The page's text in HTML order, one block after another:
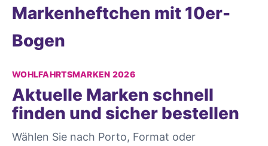
Markenheftchen mit 10er-
Bogen
WOHLFAHRTSMARKEN 2026
Aktuelle Marken schnell
finden und sicher bestellen
Wählen Sie nach Porto, Format oder